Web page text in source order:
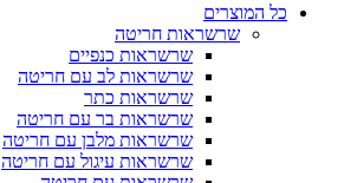
כל המוצרים
שרשראות חריטה
שרשראות כנפיים
שרשראות לב עם חריטה
שרשראות כתר
שרשראות בר עם חריטה
שרשראות מלבן עם חריטה
שרשראות עיגול עם חריטה